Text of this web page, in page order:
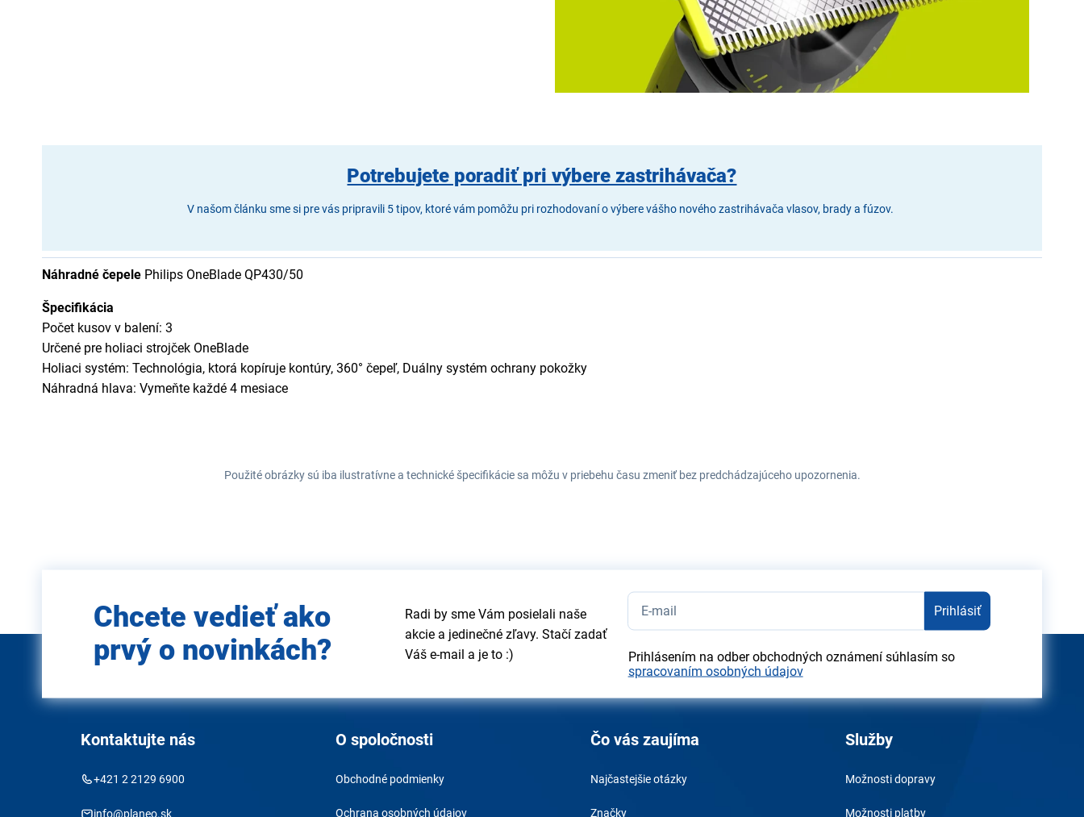
Potrebujete poradiť pri výbere zastrihávača?
V našom článku sme si pre vás pripravili 5 tipov, ktoré vám pomôžu pri rozhodovaní o výbere vášho nového zastrihávača vlasov, brady a fúzov.
Náhradné čepele Philips OneBlade QP430/50
Špecifikácia
Počet kusov v balení: 3
Určené pre holiaci strojček OneBlade
Holiaci systém: Technológia, ktorá kopíruje kontúry, 360° čepeľ, Duálny systém ochrany pokožky
Náhradná hlava: Vymeňte každé 4 mesiace
Použité obrázky sú iba ilustratívne a technické špecifikácie sa môžu v priebehu času zmeniť bez predchádzajúceho upozornenia.
e-mail
Chcete vedieť ako
prvý o novinkách?
Radi by sme Vám posielali naše
akcie a jedinečné zľavy. Stačí zadať
Váš e-mail a je to :)
Prihlásiť
Prihlásením na odber obchodných oznámení súhlasím so
spracovaním osobných údajov
Kontaktujte nás
+421 2 2129 6900
info@planeo.sk
O spoločnosti
Obchodné podmienky
Ochrana osobných údajov
Čo vás zaujíma
Najčastejšie otázky
Značky
Služby
Možnosti dopravy
Možnosti platby